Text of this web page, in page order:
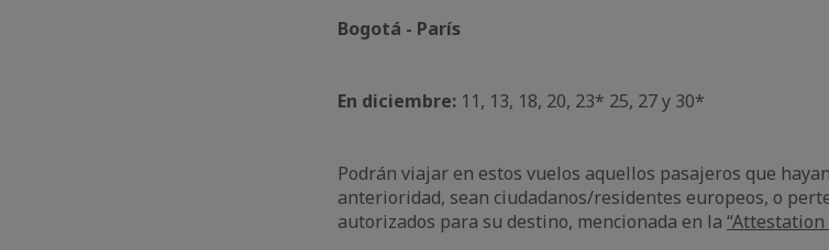
Bogotá - París
En diciembre: 11, 13, 18, 20, 23* 25, 27 y 30*
Podrán viajar en estos vuelos aquellos pasajeros que
anterioridad, sean ciudadanos/residentes europeos, o
autorizados para su destino, mencionada en la